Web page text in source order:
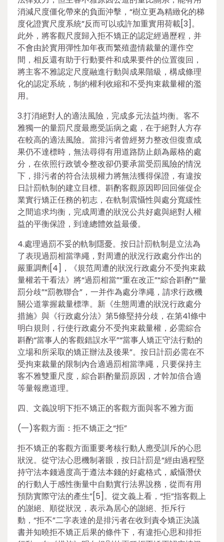
消減尺度僵化帶來的負面沖擊，“樹立更為精緻化的梯
度化證實尺度系統”反而可以或許加重實用荷載[3]。
此外，將客觀尺度歸入拒不矯正的認定經過歷程，并
不會由於實用彈性加年夜而繁殖盡情裁量的運作空
間，相反還有助于行動要件和成果要件的位置復回，
將主客不雅認定尺度融進行動與成果階級，構成條理
化的認定系統，制約權利收縮和不受拘束裁量權的濫
用。
3.打消絕對人的適法風險，完成多元法益均衡。客不
雅獨一的量罰尺度最應受詬病之處，在于絕對人方存
在較高的適法風險。當排污者曾經努力整改但復查成
果仍不達標時，無法尋得有用道路防止頗為嚴格的處
分，在依照行政號令整改卻仍要承當受罰風險的情況
下，排污者的符合法規權力將無法獲得保證，有違按
日計罰軌制的建立目標。斟酌客觀原因即回回催促企
業實行矯正任務的初志，在軌制震懾性與處分寬緩性
之間追求均衡，完成周遭的狀況公共好處與絕對人權
益的平衡保證，到達總體效益最優。
4.處理過罰不妥的軌制隱憂。按日計罰軌制是立法為
了表現過罰相當準繩，對周遭的狀況行政處分作出的
嚴重調劑[4]，《規范周遭的狀況行政處分不受拘束裁
量權若干看法》將“過罰相當”“重在改正”“綜合斟酌”“量
罰分歧”“罰教聯合”，一并作為處分準繩，請求行政機
關公道掌握裁量標準。新《生態周遭的狀況行政處分
措施》與《行政處分法》第5條堅持分歧，在第41條中
明白規則，行使行政處分不受拘束裁量權，必需綜合
斟酌“當事人的客觀錯誤水平”“當事人矯正守法行動的
立場和所采取的矯正辦法及後果”。按日計罰必需在不
受拘束裁量的限制內合適過罰相當準繩，只要保持主
客不雅雙重尺度，綜合斟酌量罰原因，才幹加倍合適
等量報應道理。
四、文義說明下拒不矯正的客觀方面與客不雅方面
(一)客觀方面：拒不矯正之“拒”
拒不矯正的客觀方面重要考核行動人應受訓斥的心思
狀況。從守法心思機制著眼，按日計罰是“經由過程堅
持守法本錢過度高于遵法本錢的好處格式，威懾潛伏
的行動人于感性衡量中自動實行法界說務，從而有用
預防實際守法的產生”[5]。從文義上看，“拒”指客觀上
的謝絕、順從狀況，表示為居心的謝絕、拒斥行
動，“拒不”二字表達的是排污者在收到責令矯正決議
書并知曉拒不矯正后果的條件下，有違拒心思和排拒